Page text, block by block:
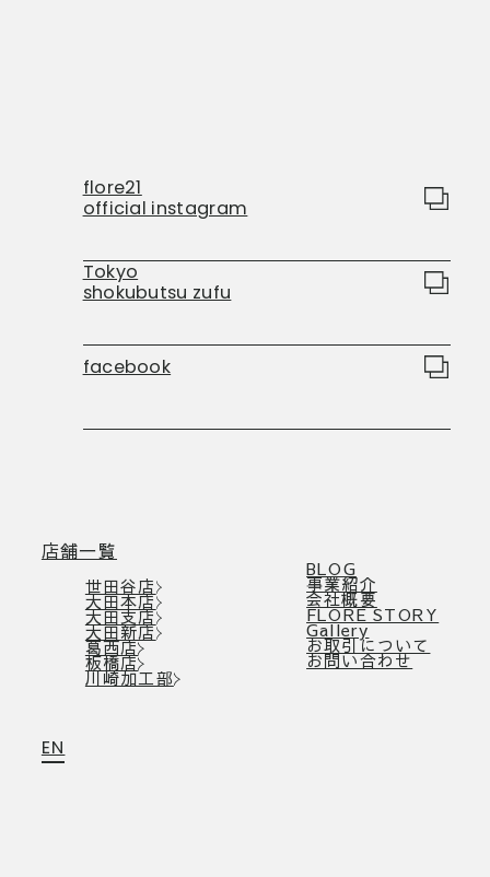
flore21
official instagram
Tokyo
shokubutsu zufu
facebook
店舗一覧
世田谷店
大田本店
大田支店
大田新店
葛西店
板橋店
川崎加工部
BLOG
事業紹介
会社概要
FLORE STORY
Gallery
お取引について
お問い合わせ
EN